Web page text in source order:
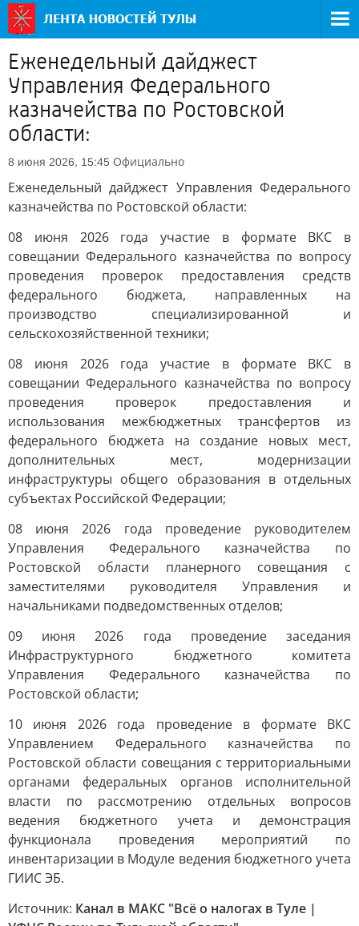
Еженедельный дайджест
Управления Федерального
казначейства по Ростовской
области:
8 июня 2026, 15:45 Официально
Еженедельный дайджест Управления Федерального
казначейства по Ростовской области:
08 июня 2026 года участие в формате ВКС в
совещании Федерального казначейства по вопросу
проведения проверок предоставления средств
федерального бюджета, направленных на
производство специализированной и
сельскохозяйственной техники;
08 июня 2026 года участие в формате ВКС в
совещании Федерального казначейства по вопросу
проведения проверок предоставления и
использования межбюджетных трансфертов из
федерального бюджета на создание новых мест,
дополнительных мест, модернизации
инфраструктуры общего образования в отдельных
субъектах Российской Федерации;
08 июня 2026 года проведение руководителем
Управления Федерального казначейства по
Ростовской области планерного совещания с
заместителями руководителя Управления и
начальниками подведомственных отделов;
09 июня 2026 года проведение заседания
Инфраструктурного бюджетного комитета
Управления Федерального казначейства по
Ростовской области;
10 июня 2026 года проведение в формате ВКС
Управлением Федерального казначейства по
Ростовской области совещания с территориальными
органами федеральных органов исполнительной
власти по рассмотрению отдельных вопросов
ведения бюджетного учета и демонстрация
функционала проведения мероприятий по
инвентаризации в Модуле ведения бюджетного учета
ГИИС ЭБ.
Источник: Канал в МАКС "Всё о налогах в Туле |